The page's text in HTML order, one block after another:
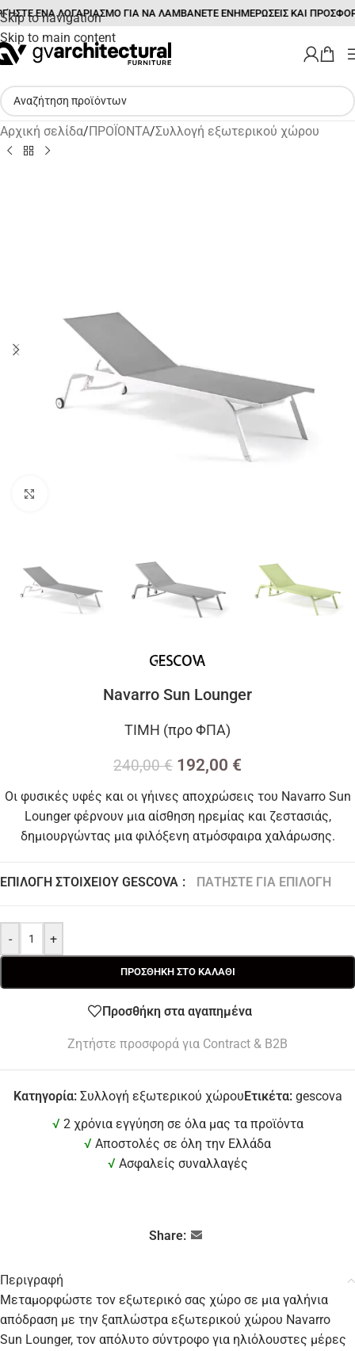
Skip to navigation
Skip to main content
ΕΝΑ ΛΟΓΑΡΙΑΣΜΟ ΓΙΑ ΝΑ ΛΑΜΒΑΝΕΤΕ ΕΝΗΜΕΡΩΣΕΙΣ ΚΑΙ
Αρχική σελίδα/ΠΡΟΪΟΝΤΑ/Συλλογή εξωτερικού χώρου
Navarro Sun Lounger
ΤΙΜΗ (προ ΦΠΑ)
240,00€ 192,00 €
Οι φυσικές υφές και οι γήινες αποχρώσεις του Navarro Sun
Lounger φέρνουν μια αίσθηση ηρεμίας και ζεστασιάς,
δημιουργώντας μια φιλόξενη ατμόσφαιρα χαλάρωσης.
ΕΠΙΛΟΓΉ ΣΤΟΙΧΕΊΟΥ GESCOVA : ΠΑΤΉΣΤΕ ΓΙΑ ΕΠΙΛΟΓΉ
-
+
ΠΡΟΣΘΉΚΗ ΣΤΟ ΚΑΛΆΘΙ
Προσθήκη στα αγαπημένα
Ζητήστε προσφορά για Contract & B2B
Κατηγορία: Συλλογή εξωτερικού χώρουΕτικέτα: gescova
√ 2 χρόνια εγγύηση σε όλα μας τα προϊόντα
√ Αποστολές σε όλη την Ελλάδα
√ Ασφαλείς συναλλαγές
Share:
Περιγραφή
Μεταμορφώστε τον εξωτερικό σας χώρο σε μια γαλήνια
απόδραση με την ξαπλώστρα εξωτερικού χώρου Navarro
Sun Lounger, τον απόλυτο σύντροφο για ηλιόλουστες μέρες